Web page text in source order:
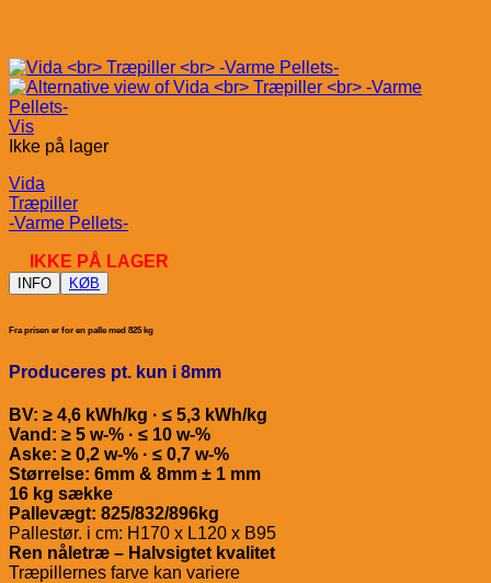
Vis
Ikke på lager
Vida
Træpiller
-Varme Pellets-
IKKE PÅ LAGER
INFO KØB
Fra prisen er for en palle med 825 kg
Produceres pt. kun i 8mm
BV: ≥ 4,6 kWh/kg · ≤ 5,3 kWh/kg
Vand: ≥ 5 w-% · ≤ 10 w-%
Aske: ≥ 0,2 w-% · ≤ 0,7 w-%
Størrelse: 6mm & 8mm ± 1 mm
16 kg sække
Pallevægt: 825/832/896kg
Pallestør. i cm: H170 x L120 x B95
Ren nåletræ – Halvsigtet kvalitet
Træpillernes farve kan variere